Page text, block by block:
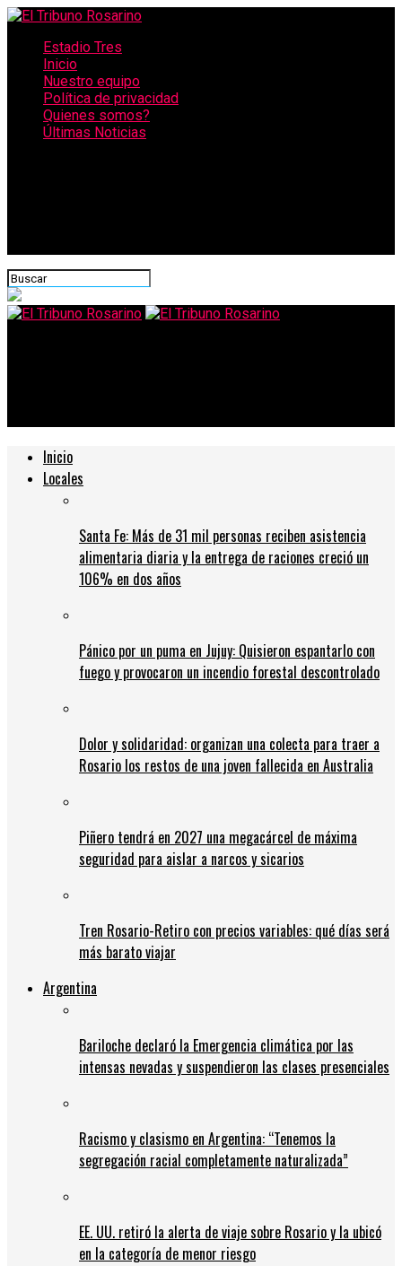
Estadio Tres
Inicio
Nuestro equipo
Política de privacidad
Quienes somos?
Últimas Noticias
Inicio
Locales
Santa Fe: Más de 31 mil personas reciben asistencia
alimentaria diaria y la entrega de raciones creció un
106% en dos años
Pánico por un puma en Jujuy: Quisieron espantarlo con
fuego y provocaron un incendio forestal descontrolado
Dolor y solidaridad: organizan una colecta para traer a
Rosario los restos de una joven fallecida en Australia
Piñero tendrá en 2027 una megacárcel de máxima
seguridad para aislar a narcos y sicarios
Tren Rosario-Retiro con precios variables: qué días será
más barato viajar
Argentina
Bariloche declaró la Emergencia climática por las
intensas nevadas y suspendieron las clases presenciales
Racismo y clasismo en Argentina: “Tenemos la
segregación racial completamente naturalizada”
EE. UU. retiró la alerta de viaje sobre Rosario y la ubicó
en la categoría de menor riesgo